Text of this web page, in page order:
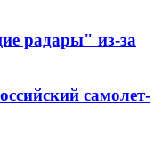
радары" из-за
самолет-